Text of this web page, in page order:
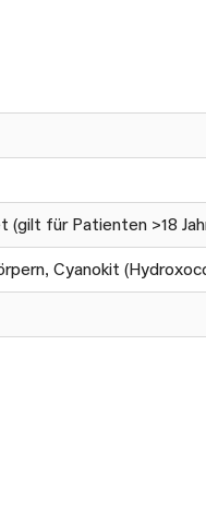
für Patienten >18
Cyanokit